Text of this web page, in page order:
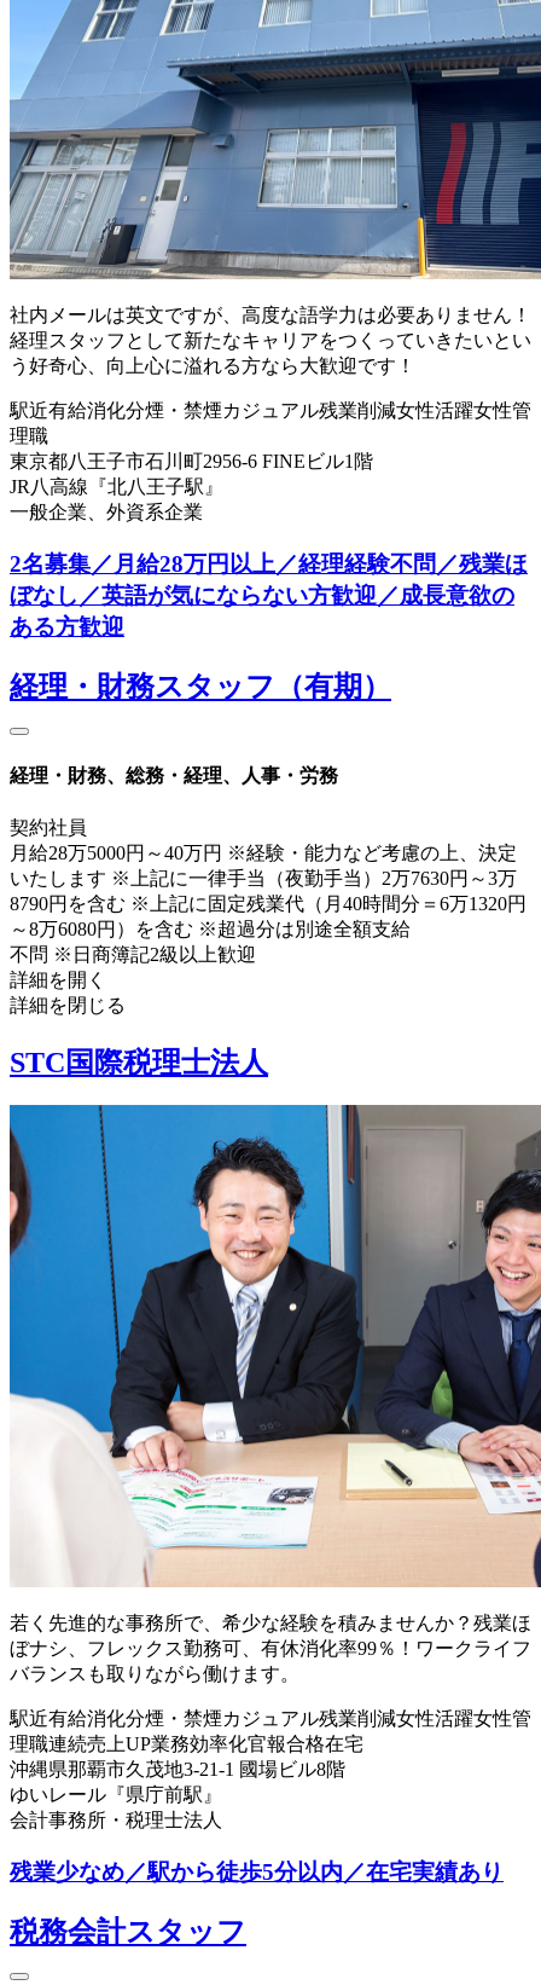
社内メールは英文ですが、高度な語学力は必要ありません！
経理スタッフとして新たなキャリアをつくっていきたいとい
う好奇心、向上心に溢れる方なら大歓迎です！
駅近有給消化分煙・禁煙カジュアル残業削減女性活躍女性管
理職
東京都八王子市石川町2956-6 FINEビル1階
JR八高線『北八王子駅』
一般企業、外資系企業
2名募集／月給28万円以上／経理経験不問／残業ほ
ぼなし／英語が気にならない方歓迎／成長意欲の
ある方歓迎
経理・財務スタッフ（有期）
経理・財務、総務・経理、人事・労務
契約社員
月給28万5000円～40万円 ※経験・能力など考慮の上、決定
いたします ※上記に一律手当（夜勤手当）2万7630円～3万
8790円を含む ※上記に固定残業代（月40時間分＝6万1320円
～8万6080円）を含む ※超過分は別途全額支給
不問 ※日商簿記2級以上歓迎
詳細を開く
詳細を閉じる
STC国際税理士法人
若く先進的な事務所で、希少な経験を積みませんか？残業ほ
ぼナシ、フレックス勤務可、有休消化率99％！ワークライフ
バランスも取りながら働けます。
駅近有給消化分煙・禁煙カジュアル残業削減女性活躍女性管
理職連続売上UP業務効率化官報合格在宅
沖縄県那覇市久茂地3-21-1 國場ビル8階
ゆいレール『県庁前駅』
会計事務所・税理士法人
残業少なめ／駅から徒歩5分以内／在宅実績あり
税務会計スタッフ